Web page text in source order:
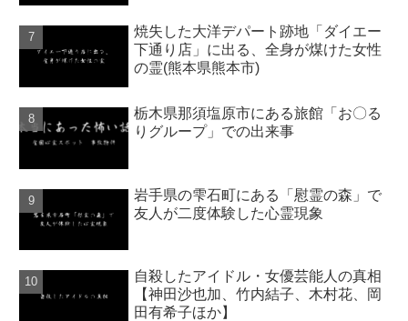
焼失した大洋デパート跡地「ダイエー
下通り店」に出る、全身が煤けた女性
の霊(熊本県熊本市)
栃木県那須塩原市にある旅館「お〇る
りグループ」での出来事
岩手県の雫石町にある「慰霊の森」で
友人が二度体験した心霊現象
自殺したアイドル・女優芸能人の真相
【神田沙也加、竹内結子、木村花、岡
田有希子ほか】